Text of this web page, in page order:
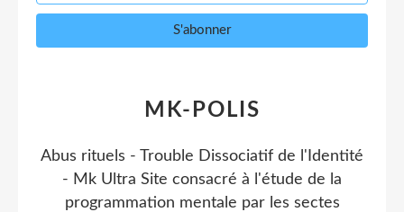
MK-POLIS
Abus rituels - Trouble Dissociatif de l'Identité
- Mk Ultra Site consacré à l'étude de la
programmation mentale par les sectes